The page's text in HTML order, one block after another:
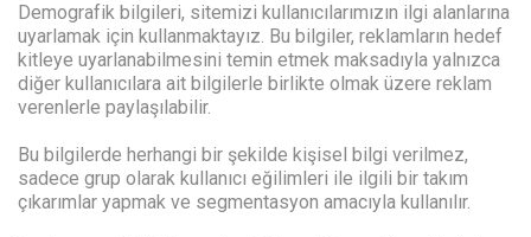
Demografik bilgileri, sitemizi kullanıcılarımızın ilgi alanlarına
uyarlamak için kullanmaktayız. Bu bilgiler, reklamların hedef
kitleye uyarlanabilmesini temin etmek maksadıyla yalnızca
diğer kullanıcılara ait bilgilerle birlikte olmak üzere reklam
verenlerle paylaşılabilir.
Bu bilgilerde herhangi bir şekilde kişisel bilgi verilmez,
sadece grup olarak kullanıcı eğilimleri ile ilgili bir takım
çıkarımlar yapmak ve segmentasyon amacıyla kullanılır.